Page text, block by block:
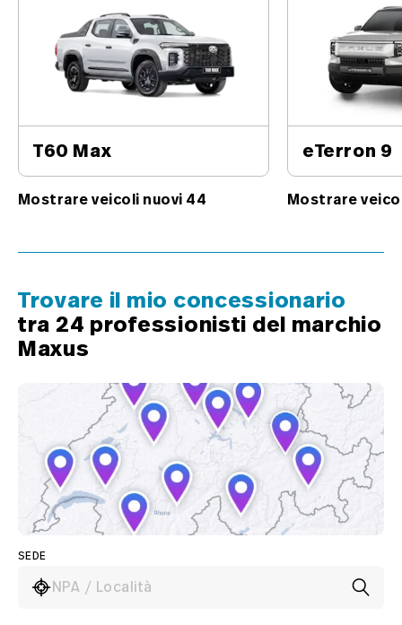
T60 Max
Mostrare veicoli nuovi 44
eTerron 9
Mostrare
Trovare il mio concessionario
tra 24 professionisti del marchio
Maxus
SEDE
NPA / Località